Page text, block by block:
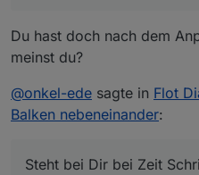
Du hast doch nach dem
meinst du?
@onkel-ede sagte in Flot
Balken nebeneinander:
Steht bei Dir bei Zeit